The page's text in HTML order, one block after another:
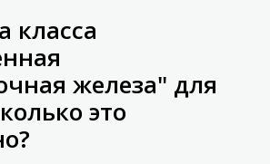
класса
железа" для
это